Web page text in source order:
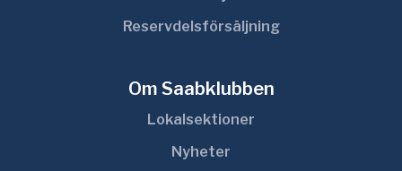
Reservdelsförsäljning
Om Saabklubben
Lokalsektioner
Nyheter